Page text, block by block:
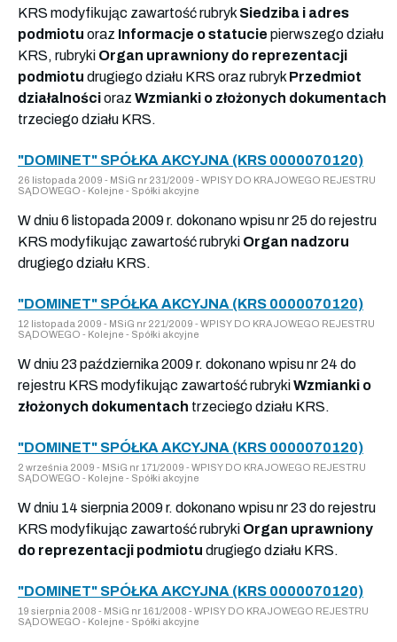
KRS modyfikując zawartość rubryk Siedziba i adres
podmiotu oraz Informacje o statucie pierwszego działu
KRS, rubryki Organ uprawniony do reprezentacji
podmiotu drugiego działu KRS oraz rubryk Przedmiot
działalnościoraz Wzmianki o złożonych dokumentach
trzeciego działu KRS.
"DOMINET" SPÓŁKA AKCYJNA (KRS 0000070120)
26 listopada 2009 - MSiG nr 231/2009 - WPISY DO KRAJOWEGO REJESTRU
SĄDOWEGO - Kolejne - Spółki akcyjne
W dniu 6 listopada 2009 r. dokonano wpisu nr 25 do rejestru
KRS modyfikując zawartość rubryki Organ nadzoru
drugiego działu KRS.
"DOMINET" SPÓŁKA AKCYJNA (KRS 0000070120)
12 listopada 2009 - MSiG nr 221/2009 - WPISY DO KRAJOWEGO REJESTRU
SĄDOWEGO - Kolejne - Spółki akcyjne
W dniu 23 października 2009 r. dokonano wpisu nr 24 do
rejestru KRS modyfikując zawartość rubrykiWzmianki o
złożonych dokumentach trzeciego działu KRS.
"DOMINET" SPÓŁKA AKCYJNA (KRS 0000070120)
2 września 2009 - MSiG nr 171/2009 - WPISY DO KRAJOWEGO REJESTRU
SĄDOWEGO - Kolejne - Spółki akcyjne
W dniu 14 sierpnia 2009 r. dokonano wpisu nr 23 do rejestru
KRS modyfikując zawartość rubryki Organ uprawniony
do reprezentacji podmiotu drugiego działu KRS.
"DOMINET" SPÓŁKA AKCYJNA (KRS 0000070120)
19 sierpnia 2008 - MSiG nr 161/2008 - WPISY DO KRAJOWEGO REJESTRU
SĄDOWEGO - Kolejne - Spółki akcyjne